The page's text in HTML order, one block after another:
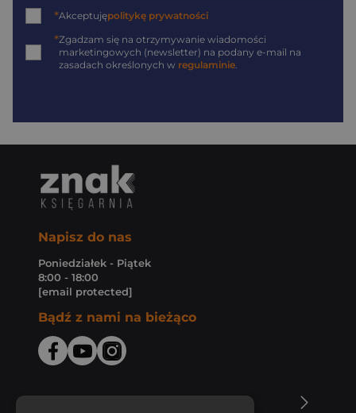
*Akceptujępolitykę prywatności
*Zgadzam się na otrzymywanie wiadomości
marketingowych (newsletter) na podany e-mail na
zasadach określonych w regulaminie
Napisz do nas
Poniedziałek - Piątek
8:00 - 18:00
[email protected]
Bądź z nami na bieżąco